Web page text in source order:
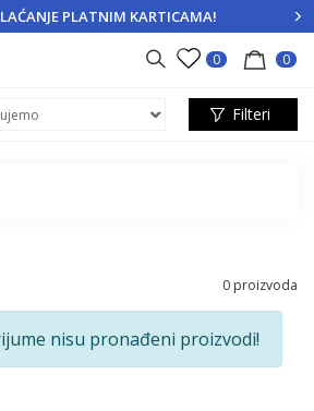
SE PLATNIM KARTICAMA!
0 0
Filteri
0 proizvoda
nisu pronađeni proizvodi!